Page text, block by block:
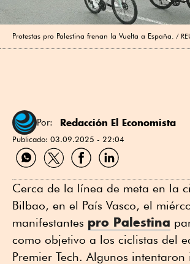
Protestas pro Palestina frenan la Vuelta a España.
Por: Redacción El Economista
Publicado: 03.09.2025 - 22:04
Compartir
por
Compartir
por
Compartir
por
Compartir
por
Cerca de la línea de meta en la
Bilbao, en el País Vasco, el
manifestantes pro Palestina
como objetivo a los ciclistas del
Premier Tech. Algunos